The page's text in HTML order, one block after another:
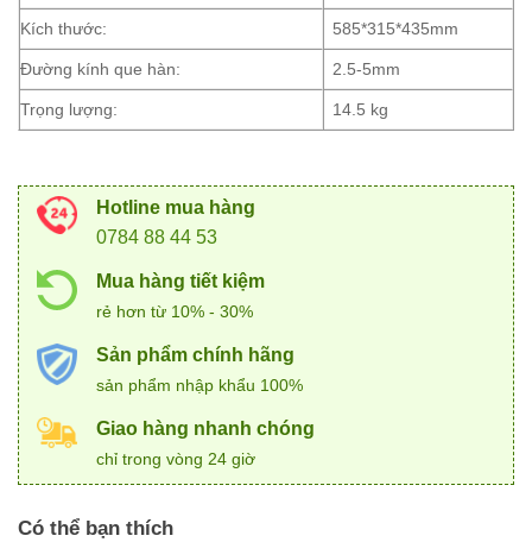
Kích thước: 585*315*435mm
Đường kính que hàn: 2.5-5mm
Trọng lượng: 14.5 kg
Hotline mua hàng
0784 88 44 53
Mua hàng tiết kiệm
rẻ hơn từ 10% - 30%
Sản phẩm chính hãng
sản phẩm nhập khẩu 100%
Giao hàng nhanh chóng
chỉ trong vòng 24 giờ
Có thể bạn thích